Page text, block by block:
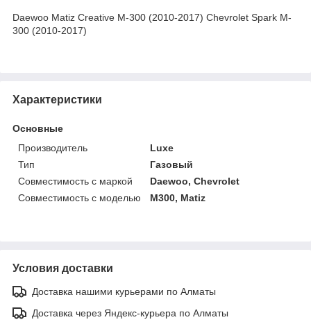
Daewoo Matiz Creative M-300 (2010-2017) Chevrolet Spark M-
300 (2010-2017)
Характеристики
Основные
Производитель
Luxe
Тип
Газовый
Совместимость с маркой
Daewoo, Chevrolet
Совместимость с моделью
M300, Matiz
Условия доставки
Доставка нашими курьерами по Алматы
Доставка через Яндекс-курьера по Алматы